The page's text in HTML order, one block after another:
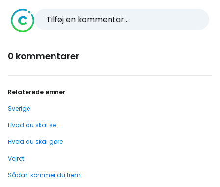
Tilføj en kommentar...
0 kommentarer
Relaterede emner
Sverige
Hvad du skal se
Hvad du skal gøre
Vejret
Sådan kommer du frem